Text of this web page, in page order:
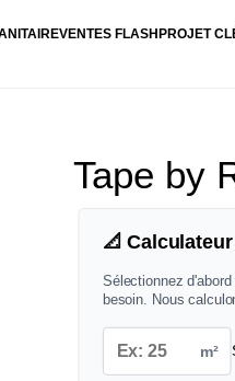
VENTES FLASH PROJET
Tape by
📐
Sélectionnez
besoin. Nous
m²